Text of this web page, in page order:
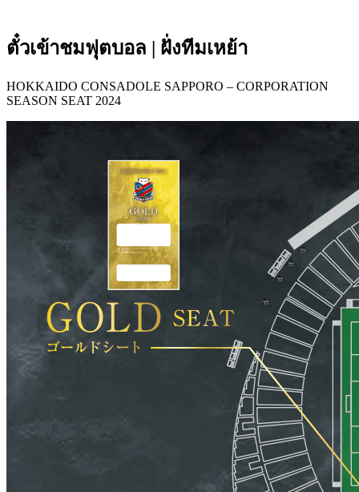
ตั๋วเข้าชมฟุตบอล | ฝั่งทีมเหย้า
HOKKAIDO CONSADOLE SAPPORO – CORPORATION
SEASON SEAT 2024